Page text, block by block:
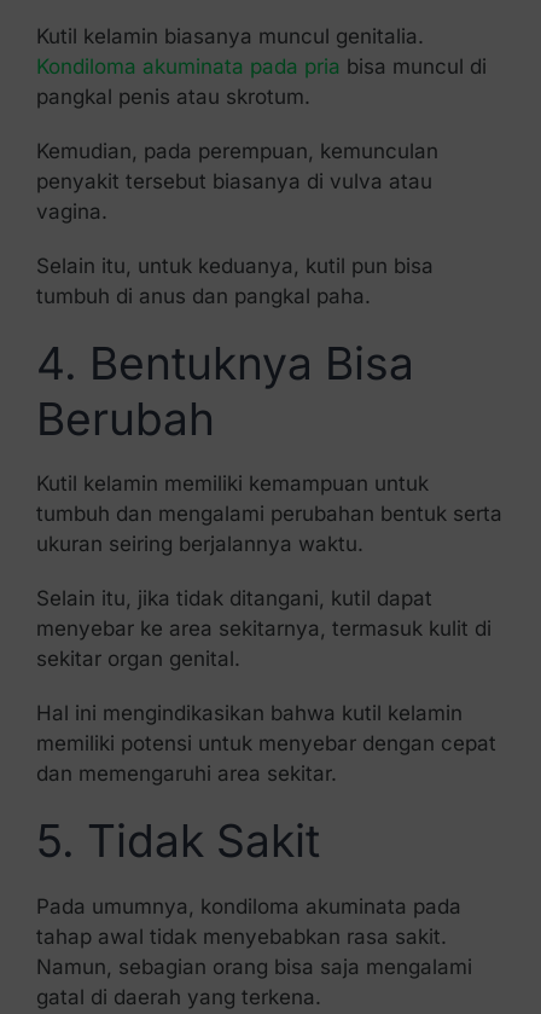
Kutil kelamin biasanya muncul genitalia.
Kondiloma akuminata pada pria bisa muncul di
pangkal penis atau skrotum.
Kemudian, pada perempuan, kemunculan
penyakit tersebut biasanya di vulva atau
vagina.
Selain itu, untuk keduanya, kutil pun bisa
tumbuh di anus dan pangkal paha.
4. Bentuknya Bisa
Berubah
Kutil kelamin memiliki kemampuan untuk
tumbuh dan mengalami perubahan bentuk serta
ukuran seiring berjalannya waktu.
Selain itu, jika tidak ditangani, kutil dapat
menyebar ke area sekitarnya, termasuk kulit di
sekitar organ genital.
Hal ini mengindikasikan bahwa kutil kelamin
memiliki potensi untuk menyebar dengan cepat
dan memengaruhi area sekitar.
5. Tidak Sakit
Pada umumnya, kondiloma akuminata pada
tahap awal tidak menyebabkan rasa sakit.
Namun, sebagian orang bisa saja mengalami
gatal di daerah yang terkena.